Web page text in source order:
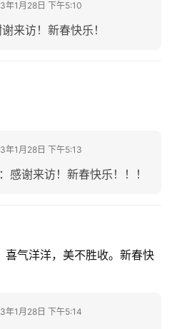
年1月28日 下午5:10
来访！新春快乐！
年1月28日 下午5:13
： 感谢来访！新春快乐！！！
喜气洋洋，美不胜收。新春快
年1月28日 下午5:14